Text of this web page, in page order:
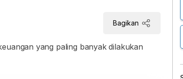
Bagikan
yang paling banyak dilakukan